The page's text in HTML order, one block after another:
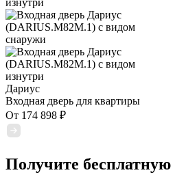
Дариус
Входная дверь для квартиры
От 174 898 ₽
Получите